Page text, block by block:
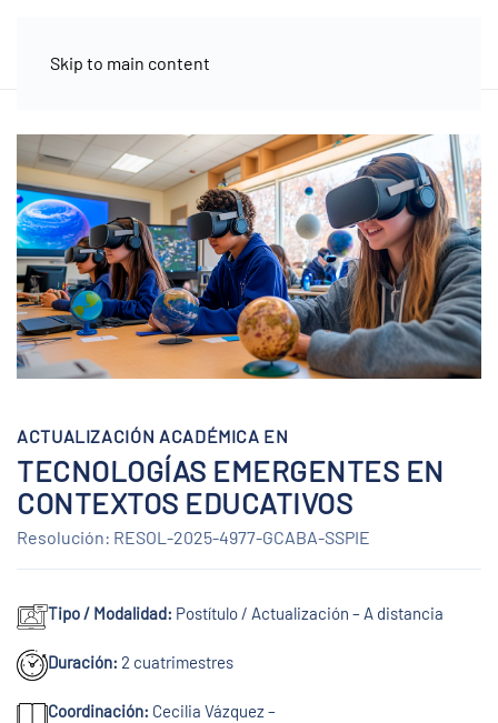
Skip to main content
ACTUALIZACIÓN ACADÉMICA EN
TECNOLOGÍAS EMERGENTES EN
CONTEXTOS EDUCATIVOS
Resolución: RESOL-2025-4977-GCABA-SSPIE
Tipo / Modalidad: Postítulo / Actualización – A distancia
Duración: 2 cuatrimestres
Coordinación: Cecilia Vázquez –